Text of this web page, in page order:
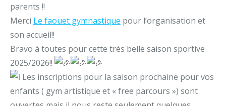
parents !!
Merci Le faouet gymnastique pour l’organisation et
son accueil!!
Bravo à toutes pour cette très belle saison sportive
2025/2026!!
Les inscriptions pour la saison prochaine pour vos
enfants ( gym artistique et « free parcours ») sont